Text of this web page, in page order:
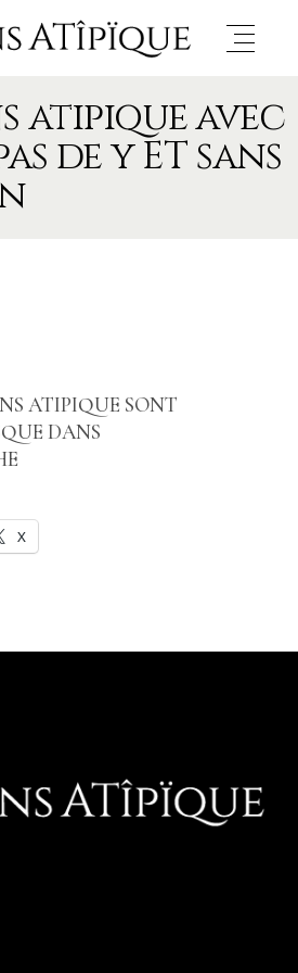
atipique avec
de y ET sans
ATIPIQUE SONT
DANS
X